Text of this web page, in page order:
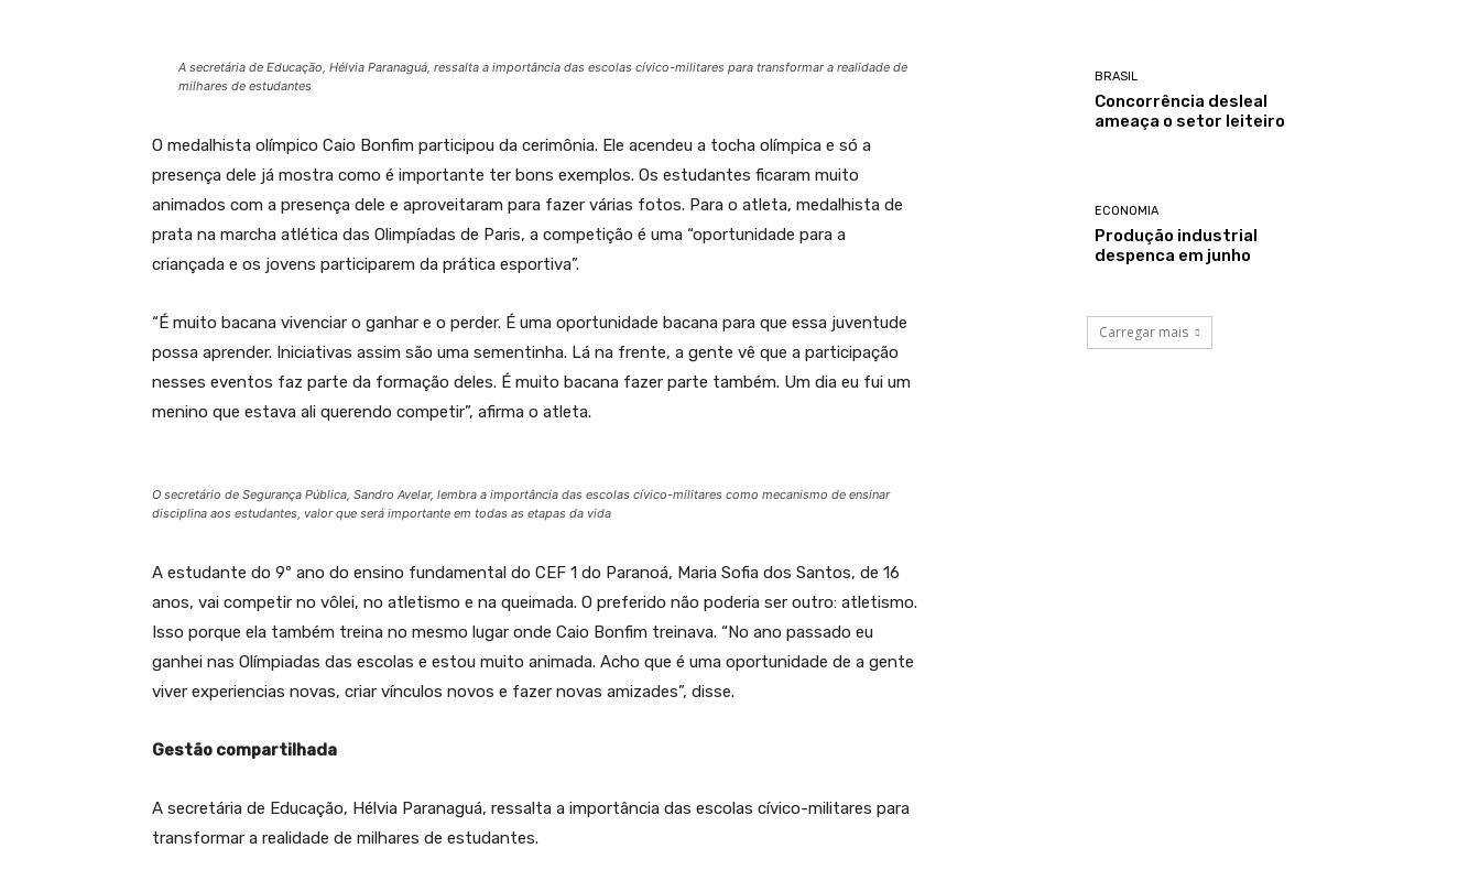
A secretária de Educação, Hélvia Paranaguá, ressalta a importância das escolas cívico-militares para transformar a realidade de
milhares de estudantes
O medalhista olímpico Caio Bonfim participou da cerimônia. Ele acendeu a tocha olímpica e só a
presença dele já mostra como é importante ter bons exemplos. Os estudantes ficaram muito
animados com a presença dele e aproveitaram para fazer várias fotos. Para o atleta, medalhista de
prata na marcha atlética das Olimpíadas de Paris, a competição é uma “oportunidade para a
criançada e os jovens participarem da prática esportiva”.
“É muito bacana vivenciar o ganhar e o perder. É uma oportunidade bacana para que essa juventude
possa aprender. Iniciativas assim são uma sementinha. Lá na frente, a gente vê que a participação
nesses eventos faz parte da formação deles. É muito bacana fazer parte também. Um dia eu fui um
menino que estava ali querendo competir”, afirma o atleta.
O secretário de Segurança Pública, Sandro Avelar, lembra a importância das escolas cívico-militares como mecanismo de ensinar
disciplina aos estudantes, valor que será importante em todas as etapas da vida
A estudante do 9º ano do ensino fundamental do CEF 1 do Paranoá, Maria Sofia dos Santos, de 16
anos, vai competir no vôlei, no atletismo e na queimada. O preferido não poderia ser outro: atletismo.
Isso porque ela também treina no mesmo lugar onde Caio Bonfim treinava. “No ano passado eu
ganhei nas Olímpiadas das escolas e estou muito animada. Acho que é uma oportunidade de a gente
viver experiencias novas, criar vínculos novos e fazer novas amizades”, disse.
Gestão compartilhada
A secretária de Educação, Hélvia Paranaguá, ressalta a importância das escolas cívico-militares para
transformar a realidade de milhares de estudantes.
BRASIL
Concorrência desleal
ameaça o setor leiteiro
ECONOMIA
Produção industrial
despenca em junho
Carregar mais